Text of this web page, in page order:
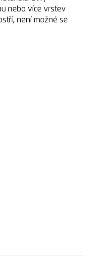
nebo více vrstev
není možné se